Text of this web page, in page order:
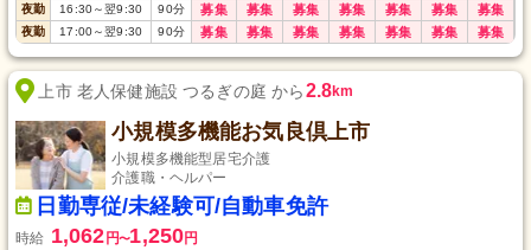
夜勤
16:30～翌9:30 90分 募集 募集 募集 募集 募集 募集 募集
夜勤 17:00～翌9:30 90分 募集 募集 募集 募集 募集 募集 募集
上市 老人保健施設 つるぎの庭 から2.8km
小規模多機能お気良倶上市
小規模多機能型居宅介護
介護職・ヘルパー
日勤専従/未経験可/自動車免許
時給 1,062 円〜1,250円